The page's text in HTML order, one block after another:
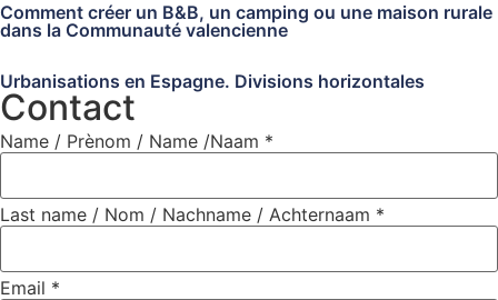
Comment créer un B&B, un camping ou une maison rurale
dans la Communauté valencienne
Urbanisations en Espagne. Divisions horizontales
Contact
Name / Prènom / Name /Naam *
Last name / Nom / Nachname / Achternaam *
Email *